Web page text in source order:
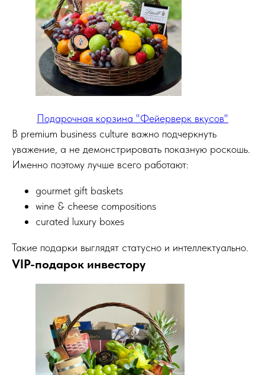
Подарочная корзина "Фейерверк вкусов"
В premium business culture важно подчеркнуть
уважение, а не демонстрировать показную роскошь.
Именно поэтому лучше всего работают:
gourmet gift baskets
wine & cheese compositions
curated luxury boxes
Такие подарки выглядят статусно и интеллектуально.
VIP-подарок инвестору